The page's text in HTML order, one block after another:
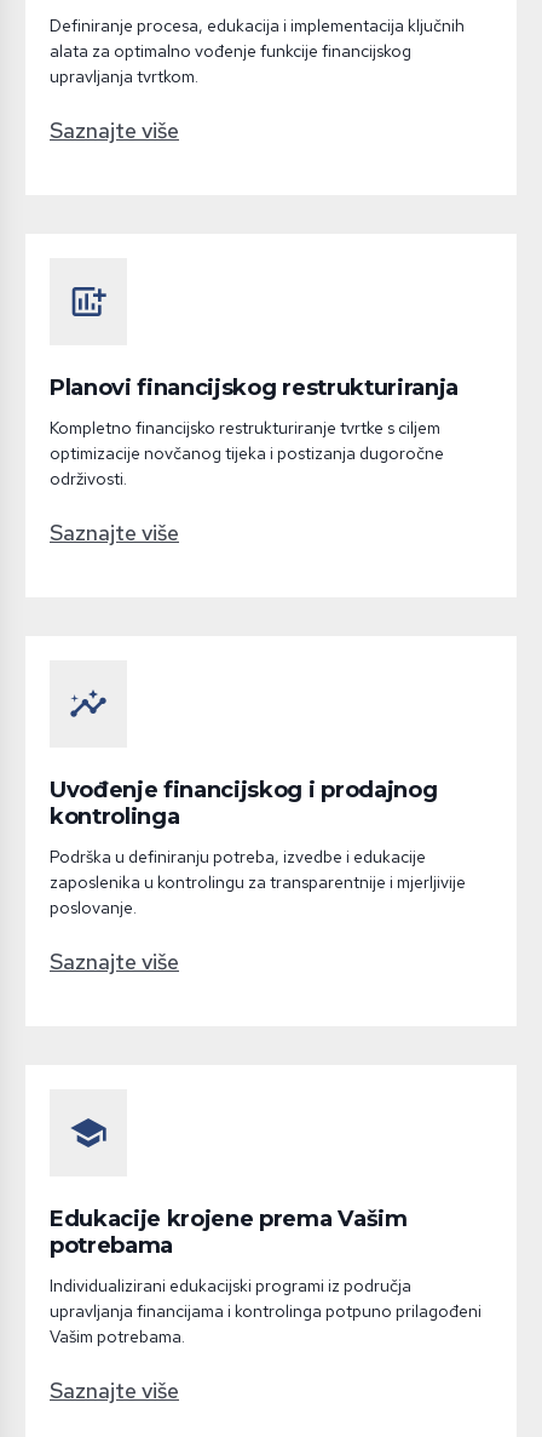
Definiranje procesa, edukacija i implementacija ključnih
alata za optimalno vođenje funkcije financijskog
upravljanja tvrtkom.
Saznajte više
add_chart
Planovi financijskog restrukturiranja
Kompletno financijsko restrukturiranje tvrtke s ciljem
optimizacije novčanog tijeka i postizanja dugoročne
održivosti.
Saznajte više
insights
Uvođenje financijskog i prodajnog
kontrolinga
Podrška u definiranju potreba, izvedbe i edukacije
zaposlenika u kontrolingu za transparentnije i mjerljivije
poslovanje.
Saznajte više
school
Edukacije krojene prema Vašim
potrebama
Individualizirani edukacijski programi iz područja
upravljanja financijama i kontrolinga potpuno prilagođeni
Vašim potrebama.
Saznajte više